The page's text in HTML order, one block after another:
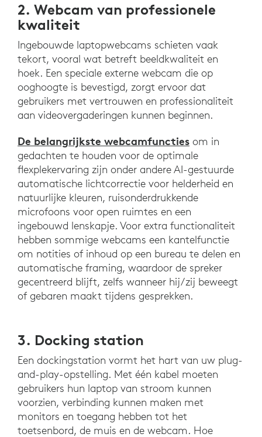
2. Webcam van professionele
kwaliteit
Ingebouwde laptopwebcams schieten vaak
tekort, vooral wat betreft beeldkwaliteit en
hoek. Een speciale externe webcam die op
ooghoogte is bevestigd, zorgt ervoor dat
gebruikers met vertrouwen en professionaliteit
aan videovergaderingen kunnen beginnen.
De belangrijkste webcamfuncties om in
gedachten te houden voor de optimale
flexplekervaring zijn onder andere AI-gestuurde
automatische lichtcorrectie voor helderheid en
natuurlijke kleuren, ruisonderdrukkende
microfoons voor open ruimtes en een
ingebouwd lenskapje. Voor extra functionaliteit
hebben sommige webcams een kantelfunctie
om notities of inhoud op een bureau te delen en
automatische framing, waardoor de spreker
gecentreerd blijft, zelfs wanneer hij/zij beweegt
of gebaren maakt tijdens gesprekken.
3. Docking station
Een dockingstation vormt het hart van uw plug-
and-play-opstelling. Met één kabel moeten
gebruikers hun laptop van stroom kunnen
voorzien, verbinding kunnen maken met
monitors en toegang hebben tot het
toetsenbord, de muis en de webcam. Hoe